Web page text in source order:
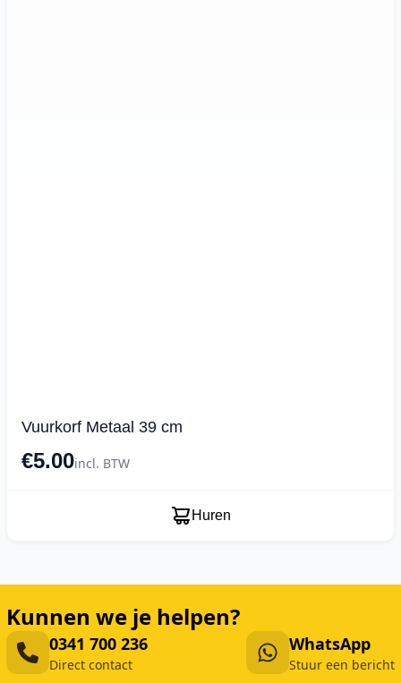
Vuurkorf Metaal 39 cm
€5.00incl. BTW
Huren
Kunnen we je helpen?
0341 700 236
Direct contact
WhatsApp
Stuur een bericht